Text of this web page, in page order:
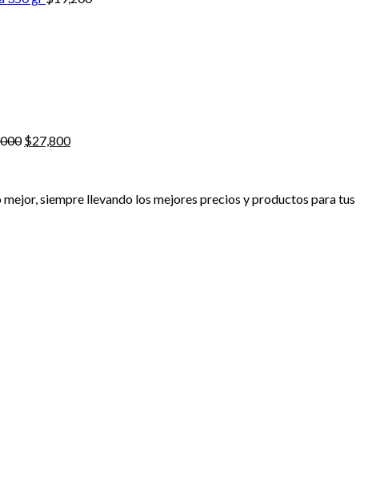
El
$32,000.
$27,800El
$27,800.
siempre llevando los mejores precios y productos para tus